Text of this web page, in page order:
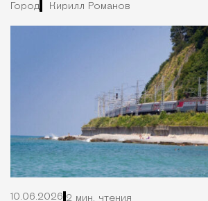
Город Кирилл Романов
10.06.2026 2 мин. чтения